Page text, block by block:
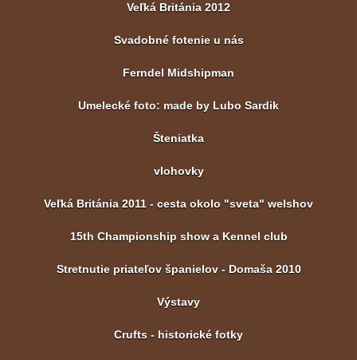
Veľká Británia 2012
Svadobné fotenie u nás
Ferndel Midshipman
Umelecké foto: made by Lubo Sardik
Šteniatka
vlohovky
Veľká Británia 2011 - cesta okolo "sveta" welshov
15th Championship show a Kennel club
Stretnutie priateľov španielov - Domaša 2010
Výstavy
Crufts - historické fotky